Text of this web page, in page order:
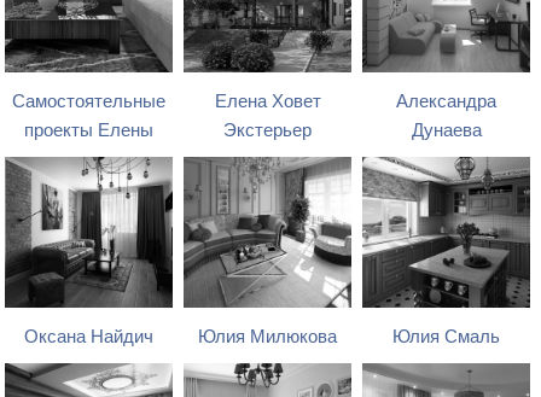
Самостоятельные
проекты Елены
Елена Ховет
Экстерьер
Александра
Дунаева
Оксана Найдич Юлия Милюкова Юлия Смаль